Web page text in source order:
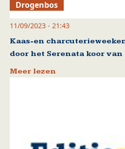
Drogenbos
11/09/2023 - 21:43
Kaas-en
door het Serenata koor van
Meer lezen